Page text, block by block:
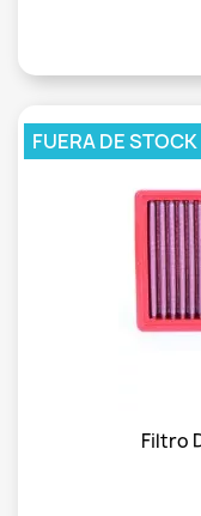
Filtro
FUERA DE STOCK